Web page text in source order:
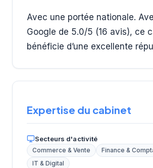
Avec une portée nationale.
Google de 5.0/5 (16 avis), ce
bénéficie d’une excellente
Expertise du cabinet
Secteurs d'activité
Commerce & Vente
Finance &
IT & Digital